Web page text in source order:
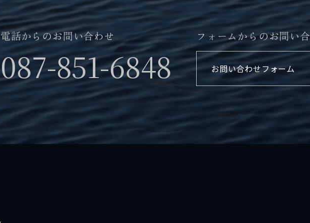
電話からのお問い合わせ
087-851-6848
フォームからのお問い
お問い合わせフォーム